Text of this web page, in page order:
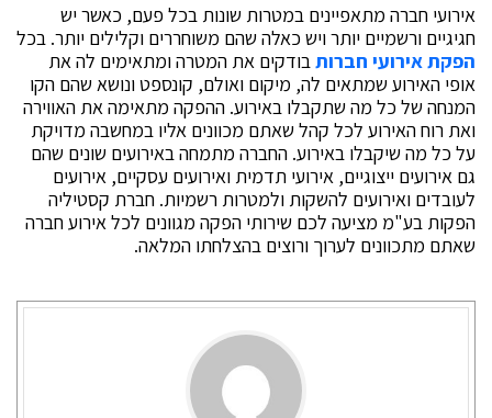
אירועי חברה מתאפיינים במטרות שונות בכל פעם, כאשר יש
חגיגיים ורשמיים יותר ויש כאלה שהם משוחררים וקלילים יותר. בכל
הפקת אירועי חברותבודקים את המטרה ומתאימים לה את
אופי האירוע שמתאים לה, מיקום ואולם, קונספט ונושא שהם הקו
המנחה של כל מה שתקבלו באירוע. ההפקה מתאימה את האווירה
ואת רוח האירוע לכל קהל שאתם מכוונים אליו במחשבה מדויקת
על כל מה שיקבלו באירוע. החברה מתמחה באירועים שונים שהם
גם אירועים ייצוגיים, אירועי תדמית ואירועים עסקיים, אירועים
לעובדים ואירועים להשקות ולמטרות רשמיות. חברת קסטיליה
הפקות בע"מ מציעה לכם שירותי הפקה מגוונים לכל אירוע חברה
שאתם מתכוונים לערוך ורוצים בהצלחתו המלאה.